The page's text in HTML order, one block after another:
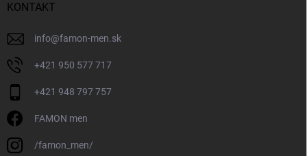
KONTAKT
info@famon-men.sk
+421 950 577 717
+421 948 797 757
FAMON men
/famon_men/